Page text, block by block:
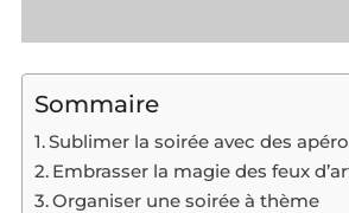
Sommaire
Sublimer la soirée avec des
Embrasser la magie des feux
Organiser une soirée à thème